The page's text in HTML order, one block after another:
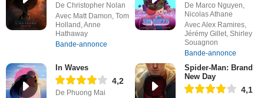
De Christopher Nolan
Avec Matt Damon, Tom
Holland, Anne
Hathaway
Bande-annonce
De Marco Nguyen,
Nicolas Athane
Avec Alex Ramires,
Jérémy Gillet, Shirley
Souagnon
Bande-annonce
In Waves
4,2
De Phuong Mai
Spider-Man: Brand
New Day
4,1